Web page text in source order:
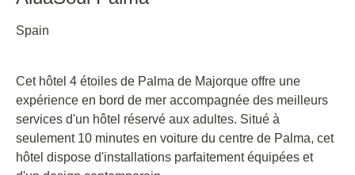
Spain
Cet hôtel 4 étoiles de Palma de Majorque offre une
expérience en bord de mer accompagnée des meilleurs
services d'un hôtel réservé aux adultes. Situé à
seulement 10 minutes en voiture du centre de Palma, cet
hôtel dispose d'installations parfaitement équipées et